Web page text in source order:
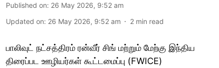
Published on: 26 May 2026, 9:52 am
Updated on: 26 May 2026, 9:52 am 2 min read
பாலிவுட் நட்சத்திரம் ரன்வீர் சிங் மற்றும் மேற்கு இந்திய
திரைப்பட ஊழியர்கள் கூட்டமைப்பு (FWICE)